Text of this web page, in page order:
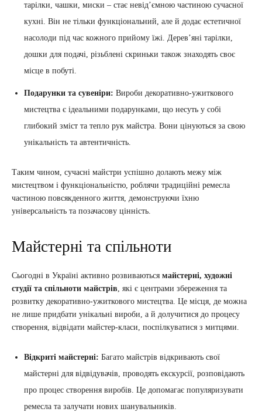
тарілки, чашки, миски – стає невід’ємною частиною сучасної
кухні. Він не тільки функціональний, але й додає естетичної
насолоди під час кожного прийому їжі. Дерев’яні тарілки,
дошки для подачі, різьблені скриньки також знаходять своє
місце в побуті.
Подарунки та сувеніри: Вироби декоративно-ужиткового
мистецтва є ідеальними подарунками, що несуть у собі
глибокий зміст та тепло рук майстра. Вони цінуються за свою
унікальність та автентичність.
Таким чином, сучасні майстри успішно долають межу між
мистецтвом і функціональністю, роблячи традиційні ремесла
частиною повсякденного життя, демонструючи їхню
універсальність та позачасову цінність.
Майстерні та спільноти
Сьогодні в Україні активно розвиваються майстерні, художні
студії та спільноти майстрів, які є центрами збереження та
розвитку декоративно-ужиткового мистецтва. Це місця, де можна
не лише придбати унікальні вироби, а й долучитися до процесу
створення, відвідати майстер-класи, поспілкуватися з митцями.
Відкриті майстерні: Багато майстрів відкривають свої
майстерні для відвідувачів, проводять екскурсії, розповідають
про процес створення виробів. Це допомагає популяризувати
ремесла та залучати нових шанувальників.